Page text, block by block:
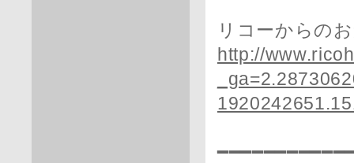
リコーからの
http://